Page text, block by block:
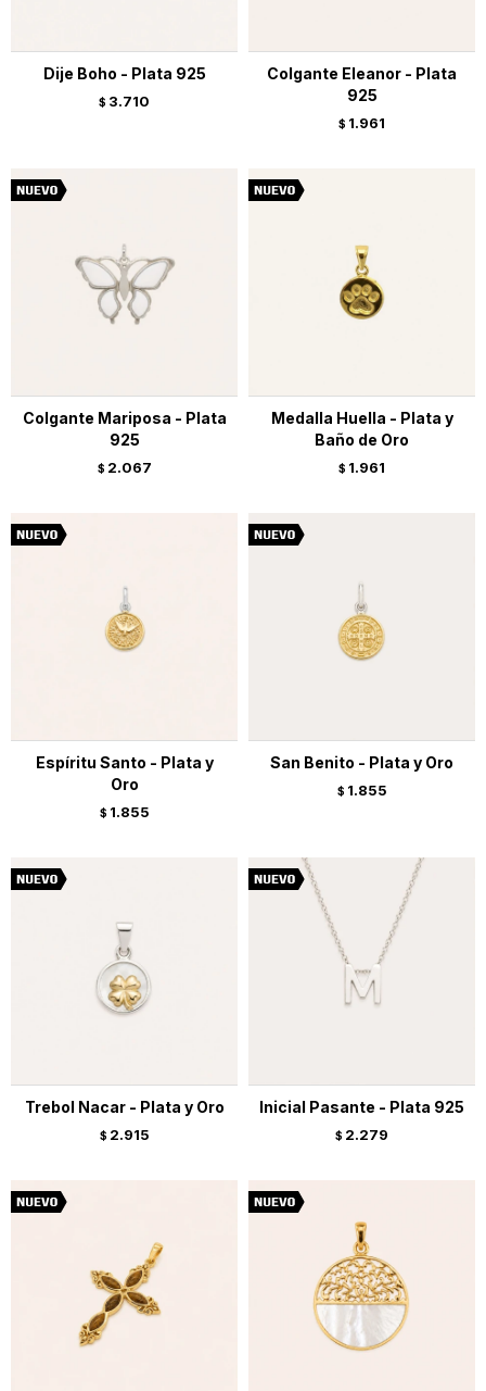
Dije Boho - Plata 925
$ 3.710
Colgante Eleanor - Plata
925
$ 1.961
Colgante Mariposa - Plata
925
$ 2.067
Medalla Huella - Plata y
Baño de Oro
$ 1.961
Espíritu Santo - Plata y
Oro
$ 1.855
San Benito - Plata y Oro
$ 1.855
Trebol Nacar - Plata y Oro
$ 2.915
Inicial Pasante - Plata 925
$ 2.279